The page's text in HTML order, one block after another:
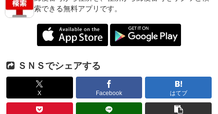
索できる無料アプリです。
ＳＮＳでシェアする
X Facebook はてブ